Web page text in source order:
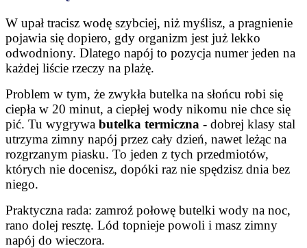
W upał tracisz wodę szybciej, niż myślisz, a pragnienie
pojawia się dopiero, gdy organizm jest już lekko
odwodniony. Dlatego napój to pozycja numer jeden na
każdej liście rzeczy na plażę.
Problem w tym, że zwykła butelka na słońcu robi się
ciepła w 20 minut, a ciepłej wody nikomu nie chce się
pić. Tu wygrywa butelka termiczna - dobrej klasy stal
utrzyma zimny napój przez cały dzień, nawet leżąc na
rozgrzanym piasku. To jeden z tych przedmiotów,
których nie docenisz, dopóki raz nie spędzisz dnia bez
niego.
Praktyczna rada: zamroź połowę butelki wody na noc,
rano dolej resztę. Lód topnieje powoli i masz zimny
napój do wieczora.